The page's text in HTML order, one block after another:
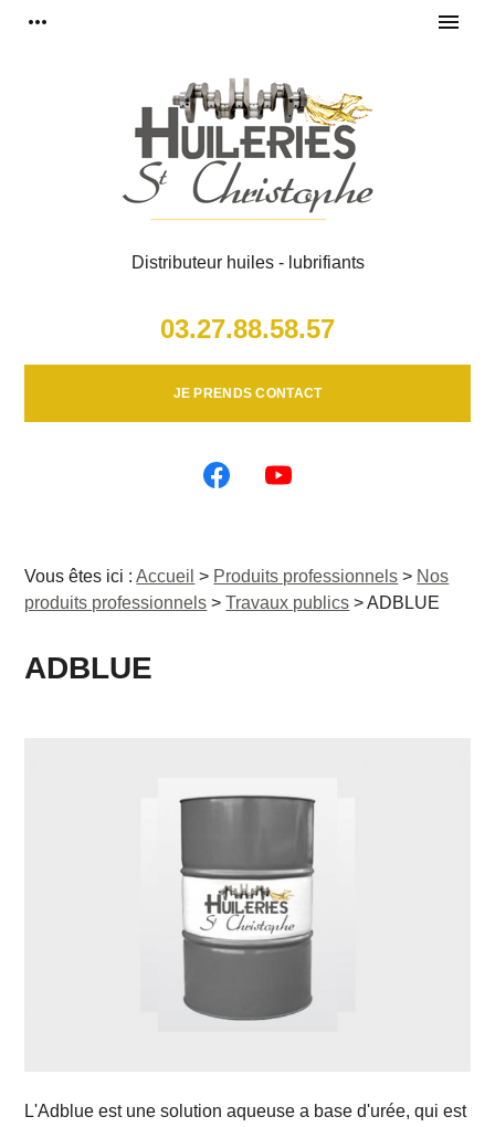
more_horiz menu
Distributeur huiles - lubrifiants
03.27.88.58.57
JE PRENDS CONTACT
Vous êtes ici :Accueil > Produits professionnels > Nos
produits professionnels >Travaux publics >ADBLUE
ADBLUE
L'Adblue est une solution aqueuse a base d'urée, qui est